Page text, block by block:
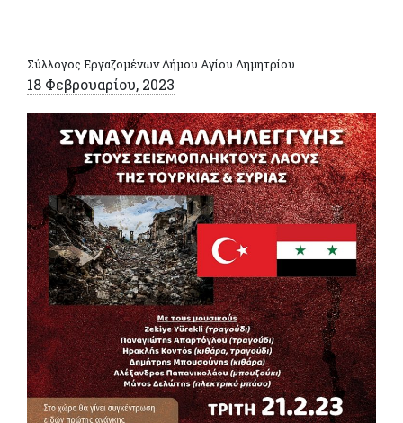
Σύλλογος Εργαζομένων Δήμου Αγίου Δημητρίου
18 Φεβρουαρίου, 2023